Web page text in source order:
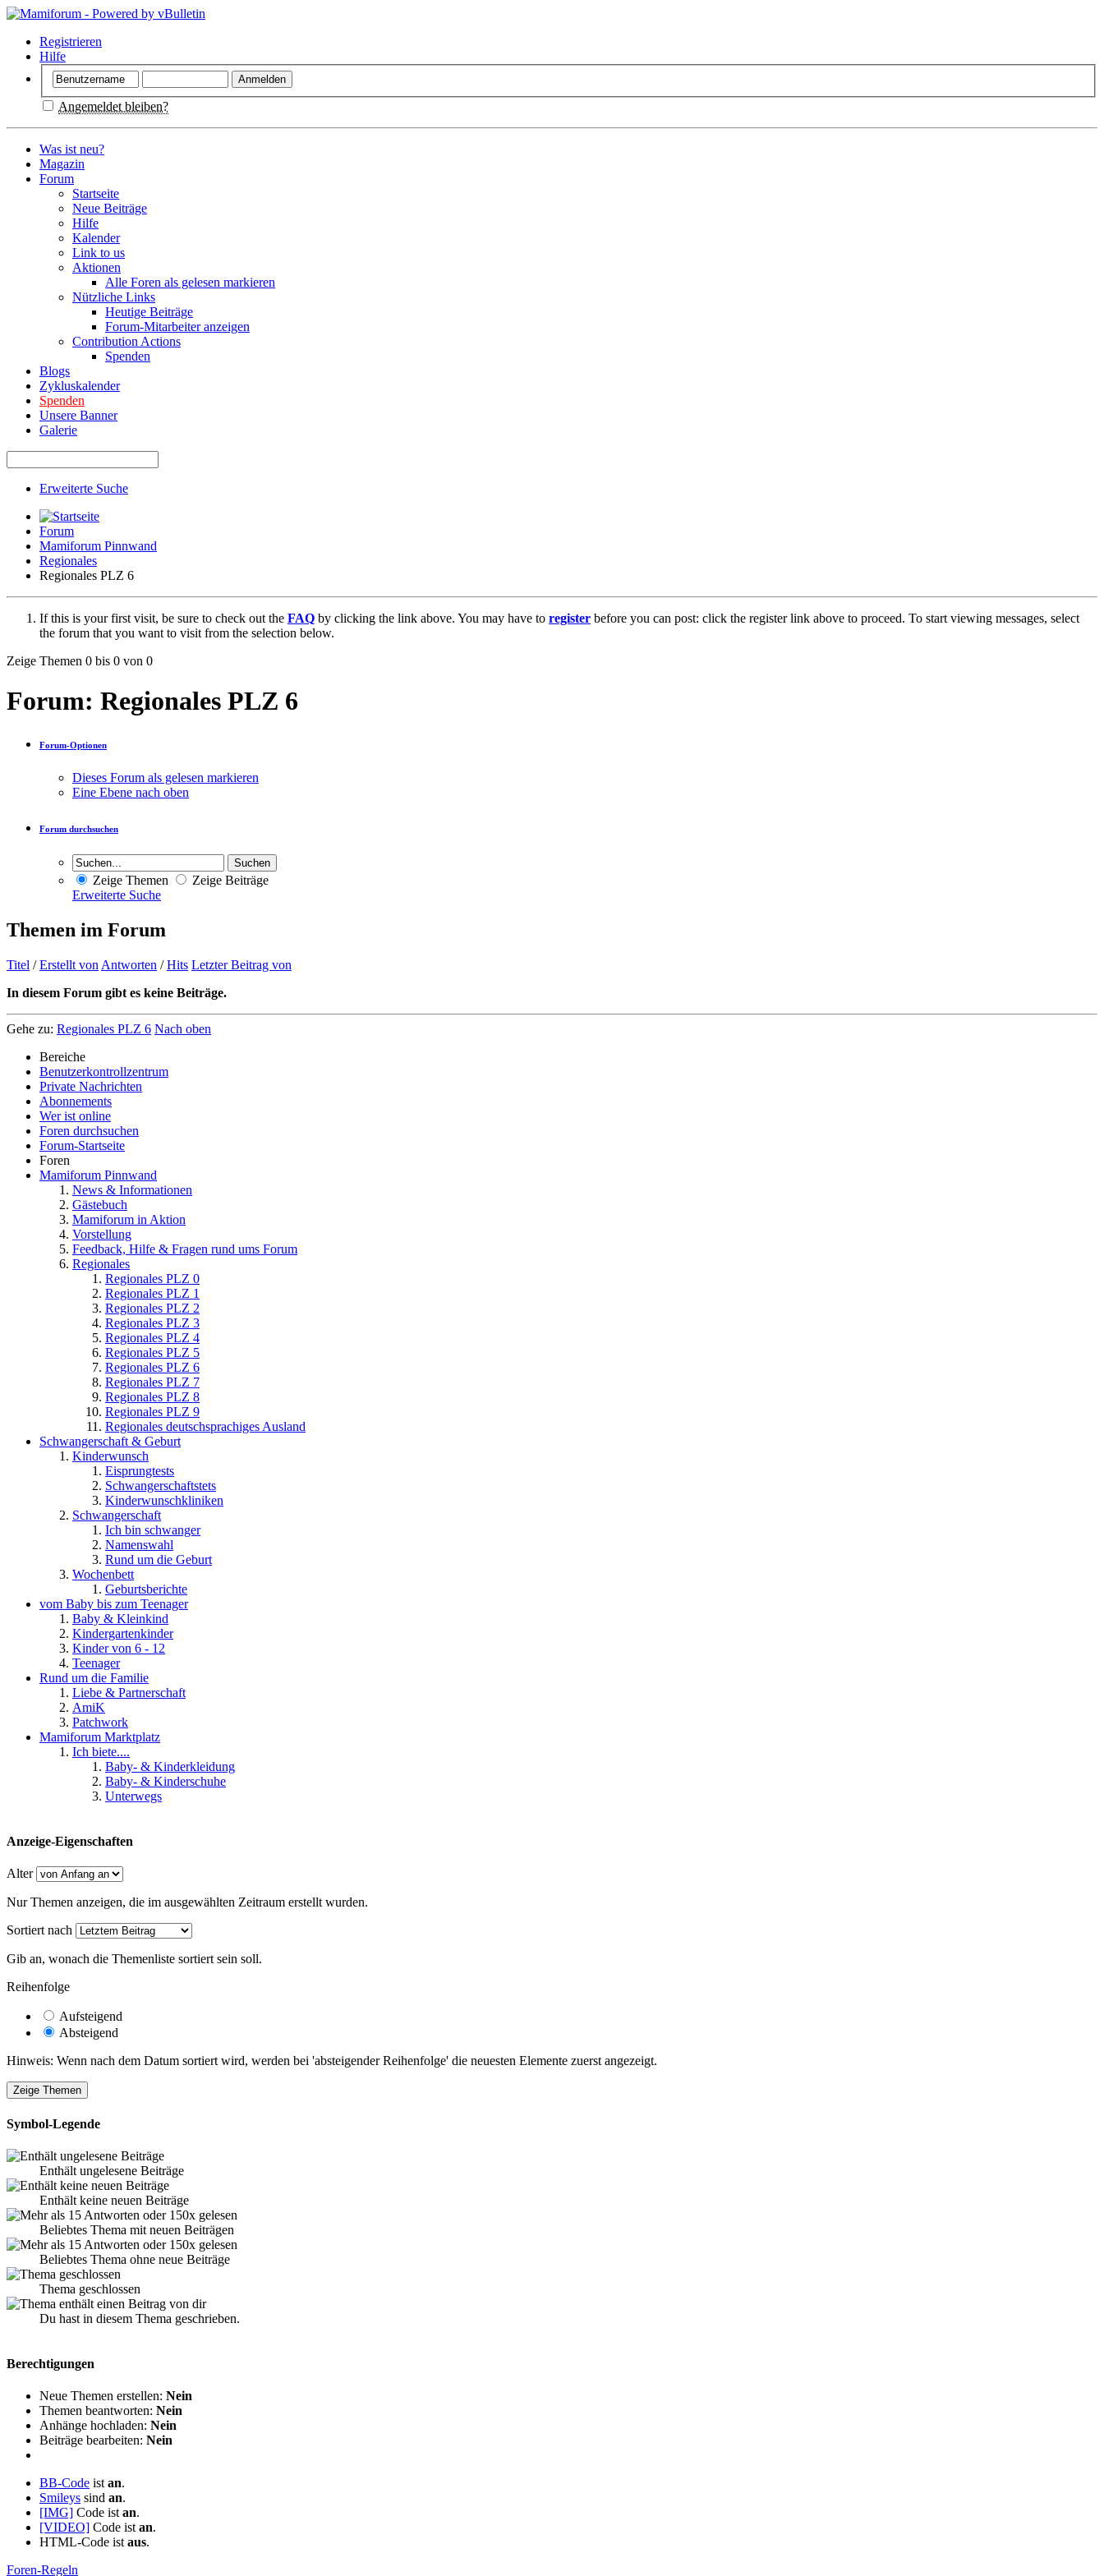
Registrieren
Hilfe
Angemeldet bleiben?
Was ist neu?
Magazin
Forum
Startseite
Neue Beiträge
Hilfe
Kalender
Link to us
Aktionen
Alle Foren als gelesen markieren
Nützliche Links
Heutige Beiträge
Forum-Mitarbeiter anzeigen
Contribution Actions
Spenden
Blogs
Zykluskalender
Spenden
Unsere Banner
Galerie
Erweiterte Suche
Forum
Mamiforum Pinnwand
Regionales
Regionales PLZ 6
If this is your first visit, be sure to check out the FAQ by clicking the link above. You may have to register before you can post: click the register link above to proceed. To start viewing messages, select
the forum that you want to visit from the selection below.
Zeige Themen 0 bis 0 von 0
Forum: Regionales PLZ 6
Forum-Optionen
Dieses Forum als gelesen markieren
Eine Ebene nach oben
Forum durchsuchen
Zeige Themen
Zeige Beiträge
Erweiterte Suche
Themen im Forum
Titel /Erstellt von Antworten /Hits Letzter Beitrag von
In diesem Forum gibt es keine Beiträge.
Gehe zu: Regionales PLZ 6 Nach oben
Bereiche
Benutzerkontrollzentrum
Private Nachrichten
Abonnements
Wer ist online
Foren durchsuchen
Forum-Startseite
Foren
Mamiforum Pinnwand
News & Informationen
Gästebuch
Mamiforum in Aktion
Vorstellung
Feedback, Hilfe & Fragen rund ums Forum
Regionales
Regionales PLZ 0
Regionales PLZ 1
Regionales PLZ 2
Regionales PLZ 3
Regionales PLZ 4
Regionales PLZ 5
Regionales PLZ 6
Regionales PLZ 7
Regionales PLZ 8
Regionales PLZ 9
Regionales deutschsprachiges Ausland
Schwangerschaft & Geburt
Kinderwunsch
Eisprungtests
Schwangerschaftstets
Kinderwunschkliniken
Schwangerschaft
Ich bin schwanger
Namenswahl
Rund um die Geburt
Wochenbett
Geburtsberichte
vom Baby bis zum Teenager
Baby & Kleinkind
Kindergartenkinder
Kinder von 6 - 12
Teenager
Rund um die Familie
Liebe & Partnerschaft
AmiK
Patchwork
Mamiforum Marktplatz
Ich biete....
Baby- & Kinderkleidung
Baby- & Kinderschuhe
Unterwegs
Anzeige-Eigenschaften
Alter
Nur Themen anzeigen, die im ausgewählten Zeitraum erstellt wurden.
Sortiert nach
Gib an, wonach die Themenliste sortiert sein soll.
Reihenfolge
Aufsteigend
Absteigend
Hinweis: Wenn nach dem Datum sortiert wird, werden bei 'absteigender Reihenfolge' die neuesten Elemente zuerst angezeigt.
Symbol-Legende
Enthält ungelesene Beiträge
Enthält keine neuen Beiträge
Beliebtes Thema mit neuen Beiträgen
Beliebtes Thema ohne neue Beiträge
Thema geschlossen
Du hast in diesem Thema geschrieben.
Berechtigungen
Neue Themen erstellen: Nein
Themen beantworten: Nein
Anhänge hochladen: Nein
Beiträge bearbeiten: Nein
BB-Code ist an.
Smileys sind an.
[IMG] Code ist an.
[VIDEO] Code ist an.
HTML-Code ist aus.
Foren-Regeln